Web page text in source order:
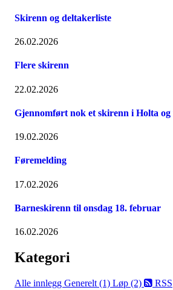
Skirenn og deltakerliste
26.02.2026
Flere skirenn
22.02.2026
Gjennomført nok et skirenn i Holta
19.02.2026
Føremelding
17.02.2026
Barneskirenn til onsdag 18. februar
16.02.2026
Kategori
Alle innlegg Generelt (1) Løp (2) RSS